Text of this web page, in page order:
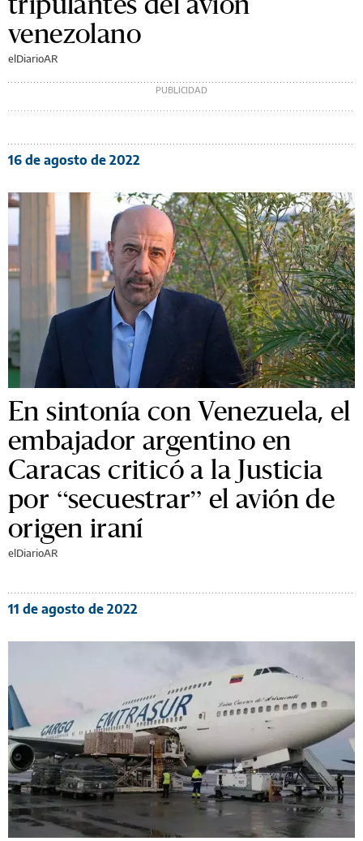
venezolano
elDiarioAR
16 de agosto de 2022
En sintonía con Venezuela, el
embajador argentino en
Caracas criticó a la Justicia
por “secuestrar” el avión de
origen iraní
elDiarioAR
11 de agosto de 2022